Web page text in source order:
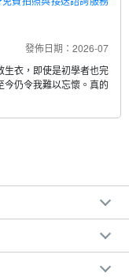
發佈日期：2026-07
生衣，即使是初學者也完
仍令我難以忘懷。真的